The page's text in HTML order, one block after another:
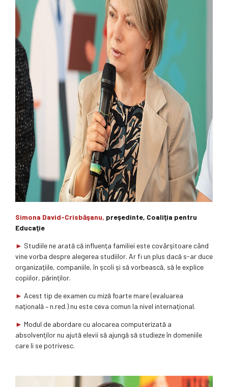
Simona David-Crisbăşanu, preşedinte, Coaliţia pentru
Educaţie
► Studiile ne arată că influenţa familiei este covârşitoare când
vine vorba despre alegerea studiilor. Ar fi un plus dacă s-ar duce
organizaţiile, companiile, în şcoli şi să vorbească, să le explice
copiilor, părinţilor.
► Acest tip de examen cu miză foarte mare (evaluarea
naţională – n.red.) nu este ceva comun la nivel internaţional.
► Modul de abordare cu alocarea computerizată a
absolvenţilor nu ajută elevii să ajungă să studieze în domeniile
care li se potrivesc.